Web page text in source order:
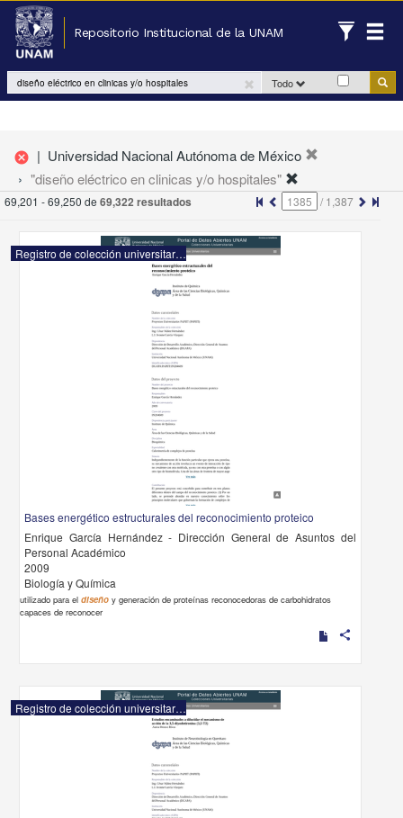
Repositorio Institucional de la UNAM
Todo
cancel | Universidad Nacional Autónoma de México
"diseño eléctrico en clinicas y/o hospitales"
69,201 - 69,250 de 69,322 resultados /1,387
Registro de colección universitaria
Bases energético estructurales del reconocimiento proteico
Enrique García Hernández - Dirección General de Asuntos del
Personal Académico
2009
Biología y Química
utilizado para eldiseño y generación de proteínas reconocedoras de carbohidratos
capaces de reconocer
share
Registro de colección universitaria